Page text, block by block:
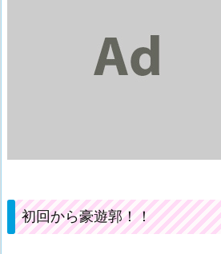
初回から豪遊郭！！